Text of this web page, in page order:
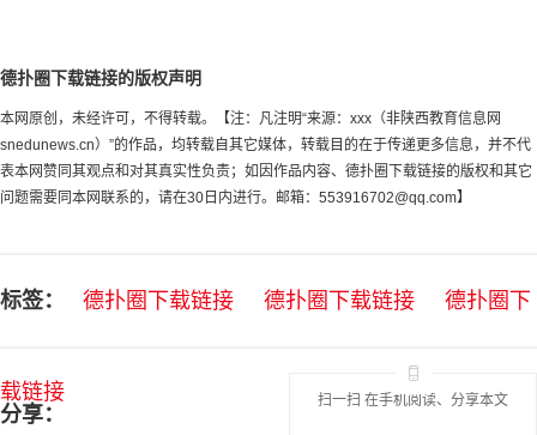
德扑圈下载链接的版权声明
本网原创，未经许可，不得转载。【注：凡注明“来源：xxx（非陕西教育信息网
snedunews.cn）”的作品，均转载自其它媒体，转载目的在于传递更多信息，并不代
表本网赞同其观点和对其真实性负责；如因作品内容、德扑圈下载链接的版权和其它
问题需要同本网联系的，请在30日内进行。邮箱： 553916702@qq.com】
标签： 德扑圈下载链接 德扑圈下载链接 德扑圈下
载链接
分享：
扫一扫 在手机阅读、分享本文